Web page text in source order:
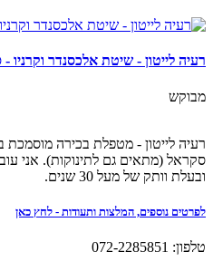
רעיה לייטון - שיטת אלכסנדר וקרניו
מבוקש
רעיה לייטון - מטפלת בכירה מוסמכת
סקראל (מתאים גם לתינוקות). אני
ובעלת וותק של מעל 30 שנים.
לפרטים נוספים, המלצות ותעודות - לחץ כאן
טלפון: 072-2285851